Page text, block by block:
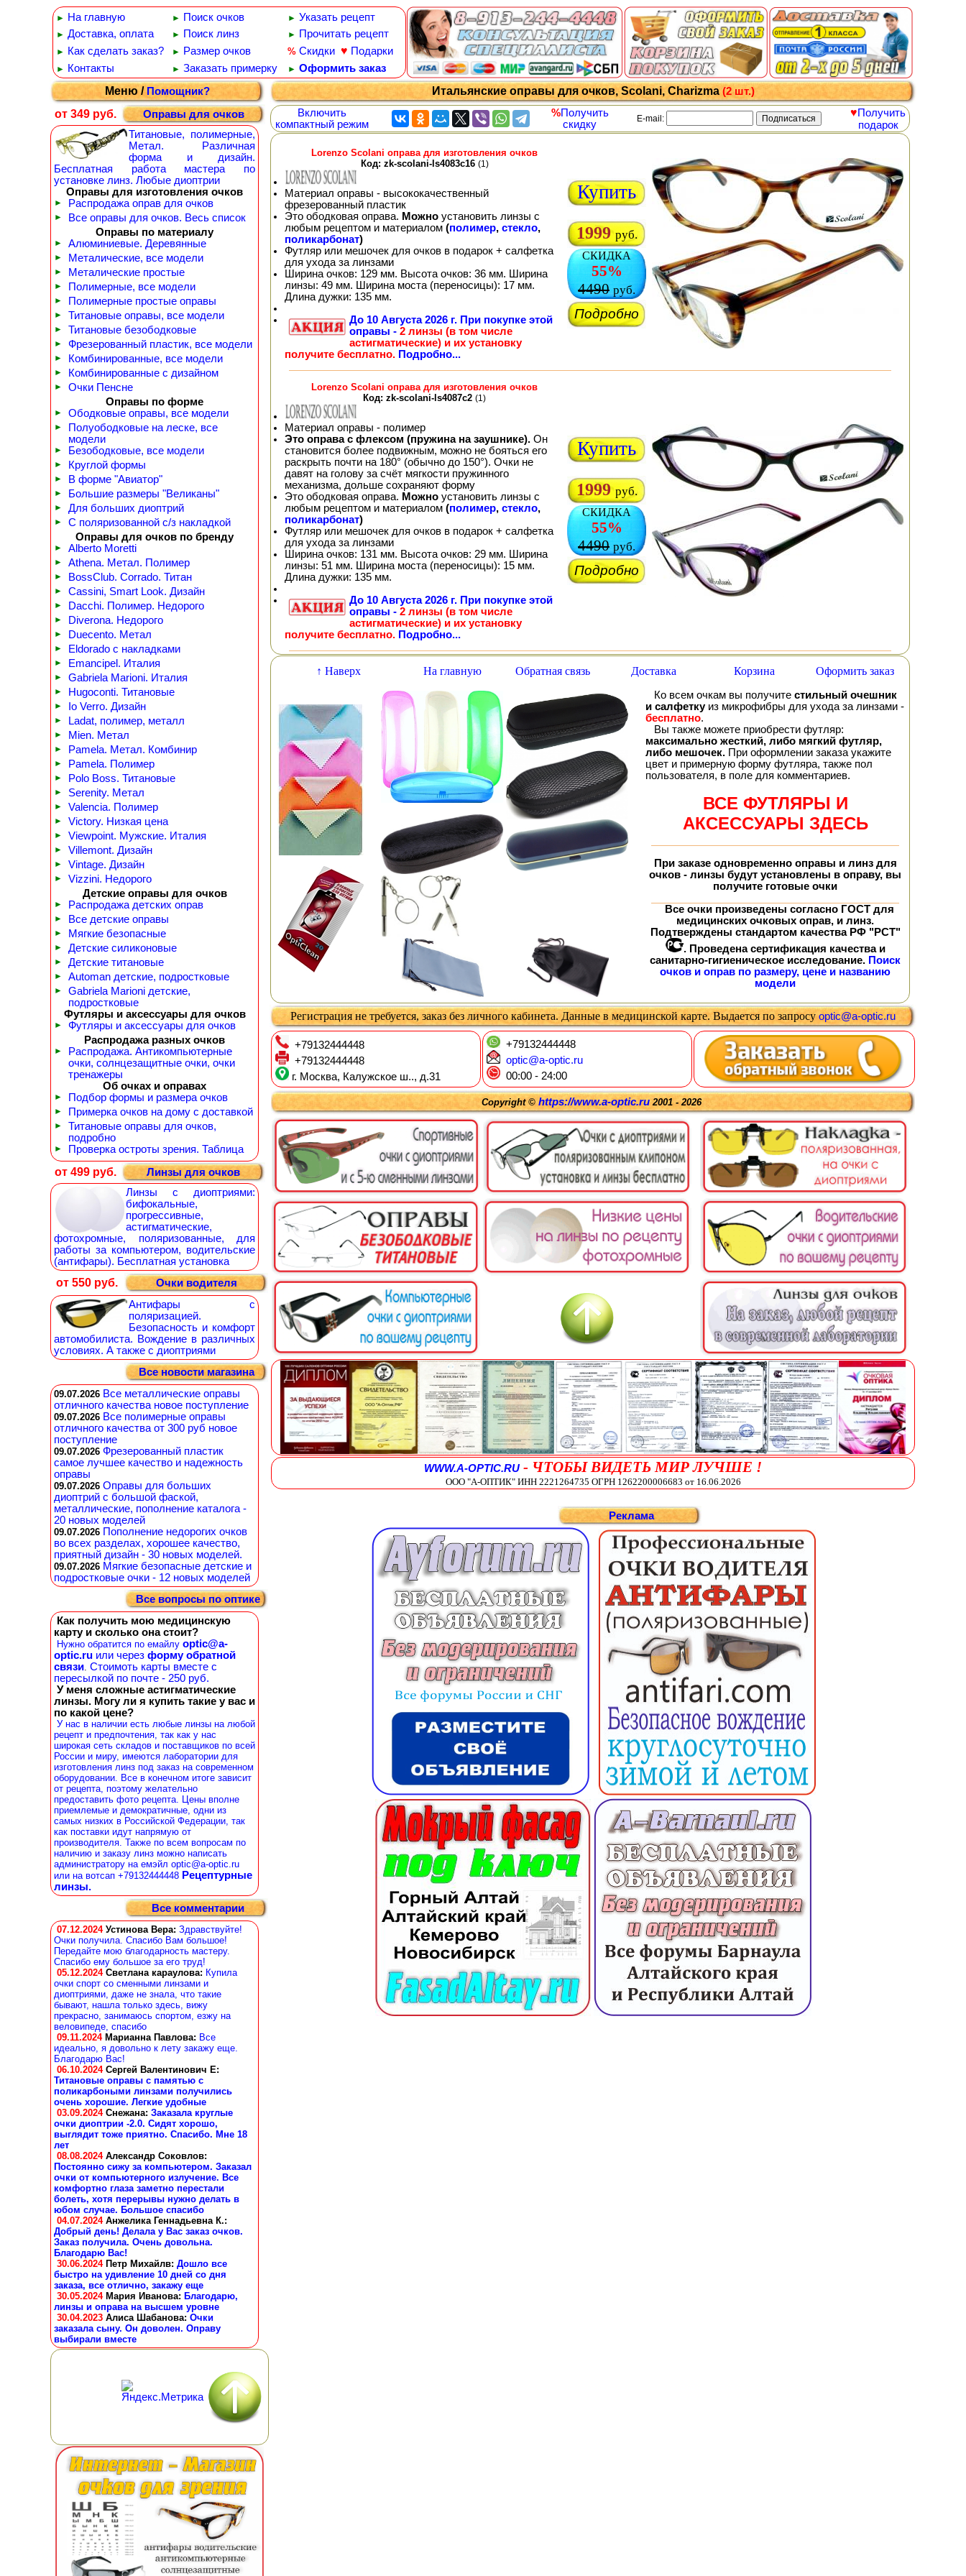
► На главную ► Поиск очков ► Указать рецепт
► Доставка, оплата ► Поиск линз ► Прочитать рецепт
► Как сделать заказ? ► Размер очков % Скидки ♥ Подарки
► Контакты ► Заказать примерку ► Оформить заказ
Меню /Помощник?
от 349 руб.
Оправы для очков
Титановые, полимерные,
Метал. Различная
форма и дизайн.
Бесплатная работа мастера по
установке линз. Любые диоптрии
Оправы для изготовления очков
► Распродажа оправ для очков
►
Все оправы для очков. Весь список
Оправы по материалу
► Алюминиевые. Деревянные
► Металические, все модели
► Металические простые
► Полимерные, все модели
► Полимерные простые оправы
► Титановые оправы, все модели
► Титановые безободковые
► Фрезерованный пластик, все модели
► Комбинированные, все модели
► Комбинированные с дизайном
►
Очки Пенсне
Оправы по форме
► Ободковые оправы, все модели
►
Полуободковые на леске, все
модели
► Безободковые, все модели
► Круглой формы
► В форме "Авиатор"
► Большие размеры "Великаны"
► Для больших диоптрий
►
С поляризованной с/з накладкой
Оправы для очков по бренду
► Alberto Moretti
► Athena. Метал. Полимер
► BossClub. Corrado. Титан
► Cassini, Smart Look. Дизайн
► Dacchi. Полимер. Недорого
► Diverona. Недорого
► Duecento. Метал
► Eldorado с накладками
► Emancipel. Италия
► Gabriela Marioni. Италия
► Hugoconti. Титановые
► Io Verro. Дизайн
► Ladat, полимер, металл
► Mien. Метал
► Pamela. Метал. Комбинир
► Pamela. Полимер
► Polo Boss. Титановые
► Serenity. Метал
► Valencia. Полимер
► Victory. Низкая цена
► Viewpoint. Мужские. Италия
► Villemont. Дизайн
► Vintage. Дизайн
►
Vizzini. Недорого
Детские оправы для очков
► Распродажа детских оправ
► Все детские оправы
► Мягкие безопасные
► Детские силиконовые
► Детские титановые
► Automan детские, подростковые
►
Gabriela Marioni детские,
подростковые
Футляры и аксессуары для очков
►
Футляры и аксессуары для очков
Распродажа разных очков
►
Распродажа. Антикомпьютерные
очки, солнцезащитные очки, очки
тренажеры
Об очках и оправах
► Подбор формы и размера очков
► Примерка очков на дому с доставкой
►
Титановые оправы для очков,
подробно
► Проверка остроты зрения. Таблица
от 499 руб.
Линзы для очков
Линзы с диоптриями:
бифокальные,
прогрессивные,
астигматические,
фотохромные, поляризованные, для
работы за компьютером, водительские
(антифары). Бесплатная установка
от 550 руб.
Очки водителя
Антифары с
поляризацией.
Безопасность и комфорт
автомобилиста. Вождение в различных
условиях. А также с диоптриями
Все новости магазина
09.07.2026 Все металлические оправы
отличного качества новое поступление
09.07.2026 Все полимерные оправы
отличного качества от 300 руб новое
поступление
09.07.2026 Фрезерованный пластик
самое лучшее качество и надежность
оправы
09.07.2026 Оправы для больших
диоптрий с большой фаской,
металлические, пополнение каталога -
20 новых моделей
09.07.2026 Пополнение недорогих очков
во всех разделах, хорошее качество,
приятный дизайн - 30 новых моделей.
09.07.2026 Мягкие безопасные детские и
подростковые очки - 12 новых моделей
Все вопросы по оптике
Как получить мою медицинскую
карту и сколько она стоит?
Нужно обратится по емайлу optic@a-
optic.ru или через форму обратной
связи. Стоимоть карты вместе с
пересылкой по почте - 250 руб.
У меня сложные астигматические
линзы. Могу ли я купить такие у вас и
по какой цене?
У нас в наличии есть любые линзы на любой
рецепт и предпочтения, так как у нас
широкая сеть складов и поставщиков по всей
России и миру, имеются лаборатории для
изготовления линз под заказ на современном
оборудовании. Все в конечном итоге зависит
от рецепта, поэтому желательно
предоставить фото рецепта. Цены вполне
приемлемые и демократичные, одни из
самых низких в Российской Федерации, так
как поставки идут напрямую от
производителя. Также по всем вопросам по
наличию и заказу линз можно написать
администратору на емэйл optic@a-optic.ru
или на вотсап +79132444448 Рецептурные
линзы.
Все комментарии
07.12.2024 Устинова Вера: Здравствуйте!
Очки получила. Спасибо Вам большое!
Передайте мою благодарность мастеру.
Спасибо ему большое за его труд!
05.12.2024 Светлана караулова: Купила
очки спорт со сменными линзами и
диоптриями, даже не знала, что такие
бывают, нашла только здесь, вижу
прекрасно, занимаюсь спортом, езжу на
веловипеде, спасибо
09.11.2024 Марианна Павлова: Все
идеально, я довольно к лету закажу еще.
Благодарю Вас!
06.10.2024 Сергей Валентинович Е:
Титановые оправы с памятью с
поликарбоными линзами получились
очень хорошие. Легкие удобные
03.09.2024 Снежана: Заказала круглые
очки диоптрии -2.0. Сидят хорошо,
выглядит тоже приятно. Спасибо. Мне 18
лет
08.08.2024 Александр Соковлов:
Постоянно сижу за компьютером. Заказал
очки от компьютерного излучение. Все
комфортно глаза заметно перестали
болеть, хотя перерывы нужно делать в
юбом случае. Большое спасибо
04.07.2024 Анжелика Геннадьевна К.:
Добрый день! Делала у Вас заказ очков.
Заказ получила. Очень довольна.
Благодарю Вас!
30.06.2024 Петр Михайлв: Дошло все
быстро на удивление 10 дней со дня
заказа, все отлично, закажу еще
30.05.2024 Мария Иванова: Благодарю,
линзы и оправа на высшем уровне
30.04.2023 Алиса Шабанова: Очки
заказала сыну. Он доволен. Оправу
выбирали вместе
Итальянские оправы для очков, Scolani, Charizma (2 шт.)
Включить
компактный режим
%Получить
скидку
E-mail: ♥Получить
подарок
Lorenzo Scolani оправа для изготовления очков
Код: zk-scolani-ls4083c16 (1)
Материал оправы - высококачественный
фрезерованный пластик
Это ободковая оправа. Можно установить линзы с
любым рецептом и материалом (полимер, стекло,
поликарбонат)
Футляр или мешочек для очков в подарок + салфетка
для ухода за линзами
Ширина очков: 129 мм. Высота очков: 36 мм. Ширина
линзы: 49 мм. Ширина моста (переносицы): 17 мм.
Длина дужки: 135 мм.
До 10 Августа 2026 г. При покупке этой
оправы - 2 линзы (в том числе
астигматические) и их установку
получите бесплатно. Подробно...
Купить
1999 руб.
СКИДКА
55%
4490 руб.
Подробно
Lorenzo Scolani оправа для изготовления очков
Код: zk-scolani-ls4087c2 (1)
Материал оправы - полимер
Это оправа с флексом (пружина на заушнике). Он
становится более подвижным, можно не бояться его
раскрыть почти на 180° (обычно до 150°). Очки не
давят на голову за счёт мягкости пружинного
механизма, дольше сохраняют форму
Это ободковая оправа. Можно установить линзы с
любым рецептом и материалом (полимер, стекло,
поликарбонат)
Футляр или мешочек для очков в подарок + салфетка
для ухода за линзами
Ширина очков: 131 мм. Высота очков: 29 мм. Ширина
линзы: 51 мм. Ширина моста (переносицы): 15 мм.
Длина дужки: 135 мм.
До 10 Августа 2026 г. При покупке этой
оправы - 2 линзы (в том числе
астигматические) и их установку
получите бесплатно. Подробно...
Купить
1999 руб.
СКИДКА
55%
4490 руб.
Подробно
↑ Наверх На главную Обратная связь Доставка Корзина Оформить заказ
Ко всем очкам вы получите стильный очешник
и салфеткуиз микрофибры для ухода за линзами -
бесплатно.
Вы также можете приобрести футляр:
максимально жесткий, либо мягкий футляр,
либо мешочек. При оформлении заказа укажите
цвет и примерную форму футляра, также пол
пользователя, в поле для комментариев.
ВСЕ ФУТЛЯРЫ И
АКСЕССУАРЫ ЗДЕСЬ
При заказе одновременнооправы и линз для
очков - линзы будут установлены в оправу, вы
получите готовые очки
Все очки произведены согласно ГОСТ для
медицинских очковых оправ, и линз.
Подтверждены стандартом качества РФ "РСТ"
. Проведена сертификация качества и
санитарно-гигиеническое исследование. Поиск
очков и оправ по размеру, цене и названию
модели
Регистрация не требуется, заказ без личного кабинета. Данные в медицинской карте. Выдается по запросуoptic@a-optic.ru
+79132444448
+79132444448
г. Москва, Калужское ш.., д.31
+79132444448
optic@a-optic.ru
00:00 - 24:00
Copyright © https://www.a-optic.ru 2001 - 2026
WWW.A-OPTIC.RU - ЧТОБЫ ВИДЕТЬ МИР ЛУЧШЕ !
ООО "А-ОПТИК" ИНН 2221264735 ОГРН 1262200006683 от 16.06.2026
Реклама